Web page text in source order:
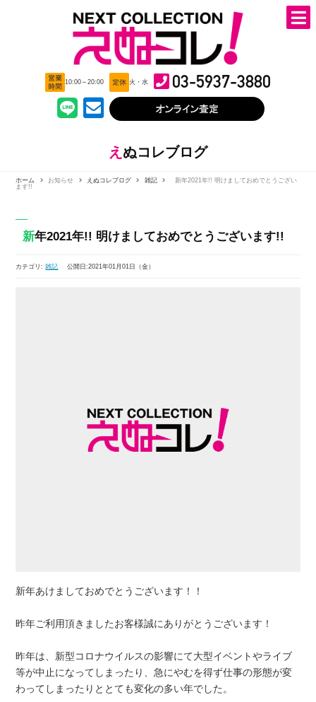
10:00～20:00 火・水 03-5937-3880
えぬコレブログ
ホーム お知らせ えぬコレブログ 雑記
新年2021年!! 明けましておめでとうござい
ます!!
新年2021年!! 明けましておめでとうございます!!
カテゴリ:雑記 公開日:2021年01月01日（金）
新年あけましておめでとうございます！！
昨年ご利用頂きましたお客様誠にありがとうございます！
昨年は、新型コロナウイルスの影響にて大型イベントやライブ
等が中止になってしまったり、急にやむを得ず仕事の形態が変
わってしまったりととても変化の多い年でした。